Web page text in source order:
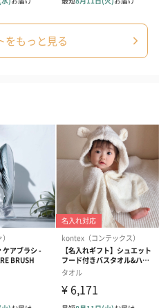
けてお届けします。
い（御出産祝）
）
金銀結び切り(
い用)（寿）（
・グリーティング）
、様々なシーンのメッセージカ
は一部変更する場合がありま
をもっと見る